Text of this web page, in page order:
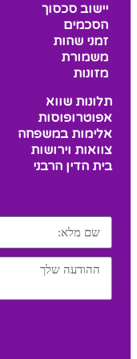
יישוב סכסוך
הסכמים
זמני שהות
משמורת
מזונות
תלונות שווא
אפוטרופוסות
אלימות במשפחה
צוואות וירושות
בית הדין הרבני